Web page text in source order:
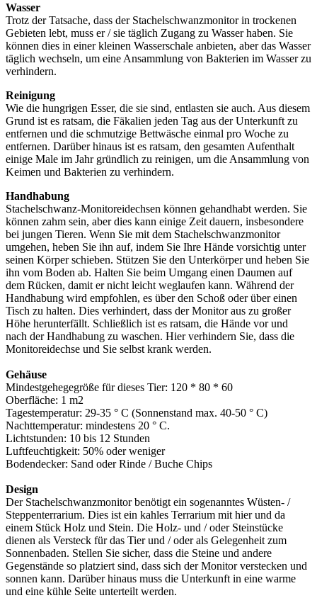
Wasser
Trotz der Tatsache, dass der Stachelschwanzmonitor in trockenen
Gebieten lebt, muss er / sie täglich Zugang zu Wasser haben. Sie
können dies in einer kleinen Wasserschale anbieten, aber das Wasser
täglich wechseln, um eine Ansammlung von Bakterien im Wasser zu
verhindern.
Reinigung
Wie die hungrigen Esser, die sie sind, entlasten sie auch. Aus diesem
Grund ist es ratsam, die Fäkalien jeden Tag aus der Unterkunft zu
entfernen und die schmutzige Bettwäsche einmal pro Woche zu
entfernen. Darüber hinaus ist es ratsam, den gesamten Aufenthalt
einige Male im Jahr gründlich zu reinigen, um die Ansammlung von
Keimen und Bakterien zu verhindern.
Handhabung
Stachelschwanz-Monitoreidechsen können gehandhabt werden. Sie
können zahm sein, aber dies kann einige Zeit dauern, insbesondere
bei jungen Tieren. Wenn Sie mit dem Stachelschwanzmonitor
umgehen, heben Sie ihn auf, indem Sie Ihre Hände vorsichtig unter
seinen Körper schieben. Stützen Sie den Unterkörper und heben Sie
ihn vom Boden ab. Halten Sie beim Umgang einen Daumen auf
dem Rücken, damit er nicht leicht weglaufen kann. Während der
Handhabung wird empfohlen, es über den Schoß oder über einen
Tisch zu halten. Dies verhindert, dass der Monitor aus zu großer
Höhe herunterfällt. Schließlich ist es ratsam, die Hände vor und
nach der Handhabung zu waschen. Hier verhindern Sie, dass die
Monitoreidechse und Sie selbst krank werden.
Gehäuse
Mindestgehegegröße für dieses Tier: 120 * 80 * 60
Oberfläche: 1 m2
Tagestemperatur: 29-35 ° C (Sonnenstand max. 40-50 ° C)
Nachttemperatur: mindestens 20 ° C.
Lichtstunden: 10 bis 12 Stunden
Luftfeuchtigkeit: 50% oder weniger
Bodendecker: Sand oder Rinde / Buche Chips
Design
Der Stachelschwanzmonitor benötigt ein sogenanntes Wüsten- /
Steppenterrarium. Dies ist ein kahles Terrarium mit hier und da
einem Stück Holz und Stein. Die Holz- und / oder Steinstücke
dienen als Versteck für das Tier und / oder als Gelegenheit zum
Sonnenbaden. Stellen Sie sicher, dass die Steine ​​und andere
Gegenstände so platziert sind, dass sich der Monitor verstecken und
sonnen kann. Darüber hinaus muss die Unterkunft in eine warme
und eine kühle Seite unterteilt werden.